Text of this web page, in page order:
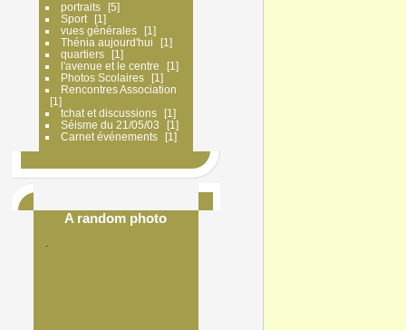
portraits
5
Sport
1
vues générales
1
Thénia aujourd'hui
1
quartiers
1
l'avenue et le centre
1
Photos Scolaires
1
Rencontres Association
1
tchat et discussions
1
Séisme du 21/05/03
1
Carnet événements
1
A random photo